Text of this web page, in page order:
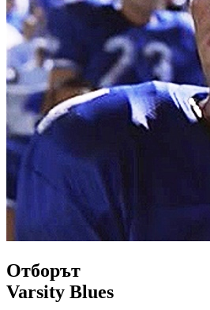
Отборът
Varsity Blues